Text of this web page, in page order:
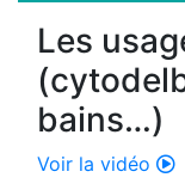
Les
bains…)
Voir la vidéo